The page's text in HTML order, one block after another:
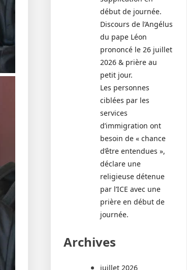
début de journée.
Discours de l’Angélus
du pape Léon
prononcé le 26 juillet
2026 & prière au
petit jour.
Les personnes
ciblées par les
services
d’immigration ont
besoin de « chance
d’être entendues »,
déclare une
religieuse détenue
par l’ICE avec une
prière en début de
journée.
Archives
juillet 2026